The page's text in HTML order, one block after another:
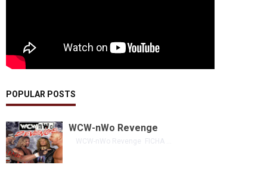
POPULAR POSTS
WCW-nWo Revenge
WCW-nWo Revenge FICHA ...